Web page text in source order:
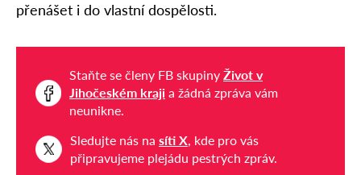
přenášet i do vlastní dospělosti.
Staňte se členy FB skupiny Život v
Jihočeském kraji a žádná zpráva vám
neunikne.
Sledujte nás na síti X, kde pro vás
připravujeme plejádu pestrých zpráv.